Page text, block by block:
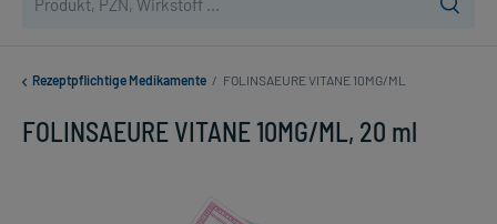
Rezeptpflichtige Medikamente / FOLINSAEURE VITANE 10MG/ML
FOLINSAEURE VITANE 10MG/ML, 20 ml